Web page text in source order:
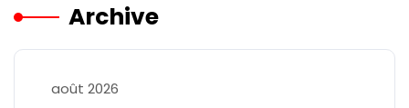
Archive
août 2026